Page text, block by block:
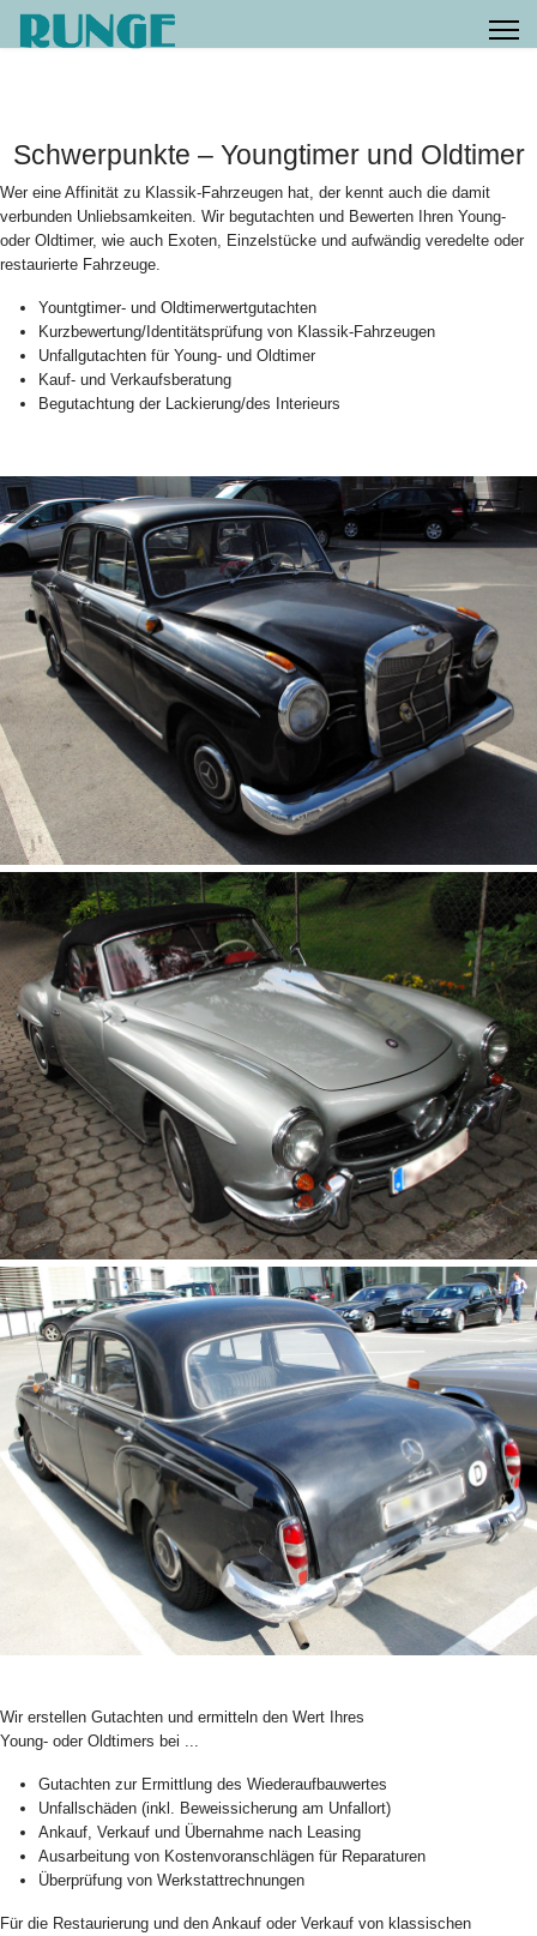
Schwerpunkte – Youngtimer und Oldtimer
Wer eine Affinität zu Klassik-Fahrzeugen hat, der kennt auch die damit
verbunden Unliebsamkeiten. Wir begutachten und Bewerten Ihren Young-
oder Oldtimer, wie auch Exoten, Einzelstücke und aufwändig veredelte oder
restaurierte Fahrzeuge.
Yountgtimer- und Oldtimerwertgutachten
Kurzbewertung/Identitätsprüfung von Klassik-Fahrzeugen
Unfallgutachten für Young- und Oldtimer
Kauf- und Verkaufsberatung
Begutachtung der Lackierung/des Interieurs
Wir erstellen Gutachten und ermitteln den Wert Ihres
Young- oder Oldtimers bei ...
Gutachten zur Ermittlung des Wiederaufbauwertes
Unfallschäden (inkl. Beweissicherung am Unfallort)
Ankauf, Verkauf und Übernahme nach Leasing
Ausarbeitung von Kostenvoranschlägen für Reparaturen
Überprüfung von Werkstattrechnungen
Für die Restaurierung und den Ankauf oder Verkauf von klassischen